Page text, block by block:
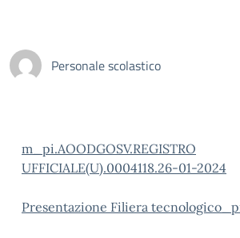
Personale scolastico
m_pi.AOODGOSV.REGISTRO
UFFICIALE(U).0004118.26-01-2024
Presentazione Filiera